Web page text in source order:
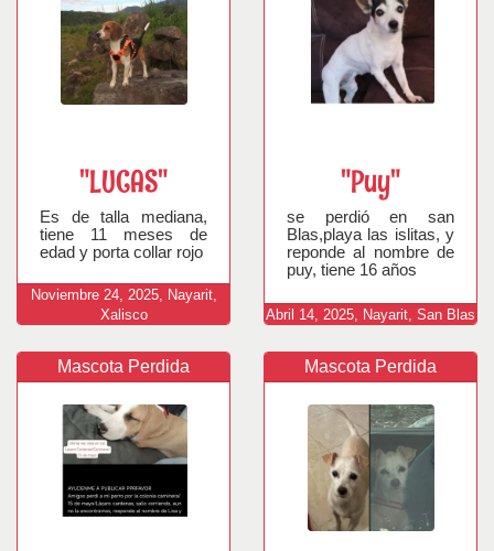
"LUCAS"
Es de talla mediana,
tiene 11 meses de
edad y porta collar rojo
Noviembre 24, 2025, Nayarit,
Xalisco
"Puy"
se perdió en san
Blas,playa las islitas, y
reponde al nombre de
puy, tiene 16 años
Abril 14, 2025, Nayarit, San Blas
Mascota Perdida Mascota Perdida